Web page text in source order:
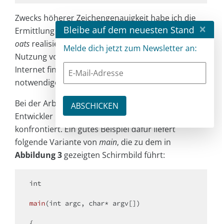
Zwecks höherer Zeichengenauigkeit habe ich die
Ermittlung der schon zurückgelegten Strecke mit fl
oats realisiert. In praktischem Code wäre hier die
Nutzung von „Fixkommaarithmetik“ sinnvoller – im
Internet finden sich fertige Headerdateien, die die
notwendige Logik mitbringen.
Bei der Arbeit mit grafischen Systemen ist man als
Entwickler immer wieder mit Grenzfällen
konfrontiert. Ein gutes Beispiel dafür liefert
folgende Variante von main, die zu dem in
Abbildung 3 gezeigten Schirmbild führt:
int
main(int argc, char* argv[])
Bleibe auf dem neuesten Stand ×
Melde dich jetzt zum Newsletter an: